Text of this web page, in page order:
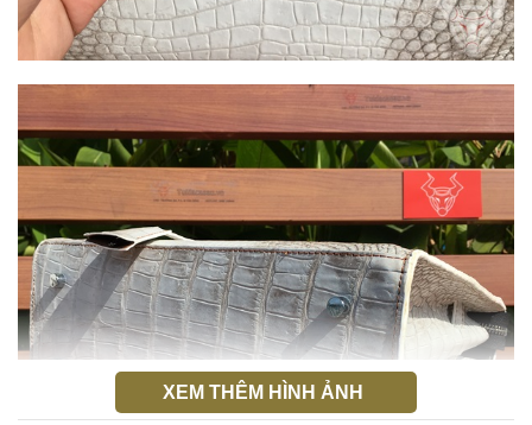
XEM THÊM HÌNH ẢNH